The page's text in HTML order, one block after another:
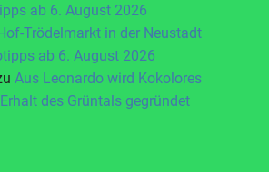
ab 6. August 2026
Trödelmarkt in der Neustadt
ab 6. August 2026
Aus Leonardo wird Kokolores
des Grüntals gegründet